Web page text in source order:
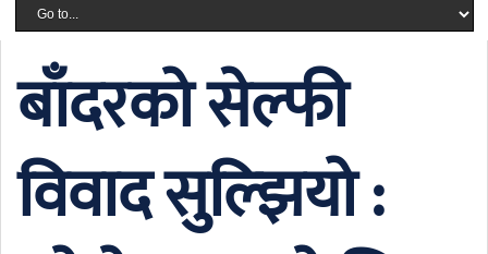
बाँदरको सेल्फी
विवाद सुल्झियो :